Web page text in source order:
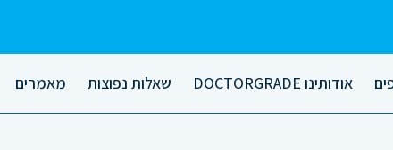
אודותינו DOCTORGRADE שאלות נפוצות מאמרים